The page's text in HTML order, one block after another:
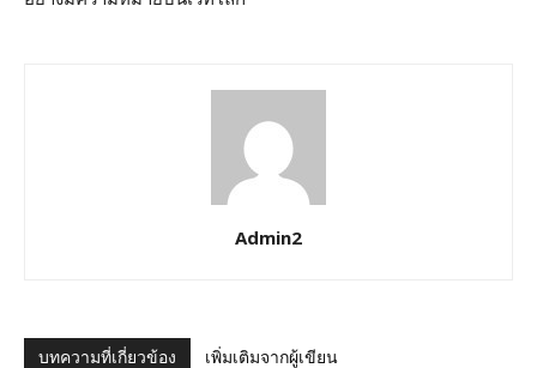
Admin2
บทความที่เกี่ยวข้อง เพิ่มเติมจากผู้เขียน